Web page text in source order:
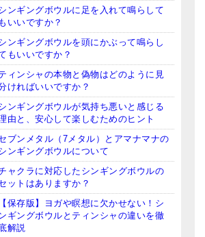
・リング（台座）
ャ
シャ（L・M）
ンシャ（4種）
香
クとくサブスク）
ルカード
ンギングボウルに足を入れて鳴らして
もいいですか？
ンギングボウルを頭にかぶって鳴らし
もいいですか？
ィンシャの本物と偽物はどのように見
ければいいですか？
ンギングボウルが気持ち悪いと感じる
由と、安心して楽しむためのヒント
ブンメタル（7メタル）とアマナマナの
ンギングボウルについて
ャクラに対応したシンギングボウルの
ットはありますか？
【保存版】ヨガや瞑想に欠かせない！シ
ギングボウルとティンシャの違いを徹
解説